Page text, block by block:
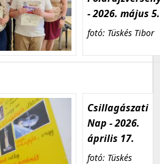
- 2026. május 5.
fotó: Tüskés Tibor
Csillagászati
Nap - 2026.
április 17.
fotó: Tüskés